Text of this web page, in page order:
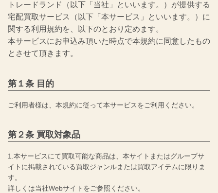
トレードランド（以下「当社」といいます。）が提供する
宅配買取サービス（以下「本サービス」といいます。）に
関する利用規約を、以下のとおり定めます。
本サービスにお申込み頂いた時点で本規約に同意したもの
とさせて頂きます。
第１条 目的
ご利用者様は、本規約に従って本サービスをご利用ください。
第２条 買取対象品
1.本サービスにて買取可能な商品は、本サイトまたはグループサ
イトに掲載されている買取ジャンルまたは買取アイテムに限りま
す。
詳しくは当社Webサイトをご参照ください。